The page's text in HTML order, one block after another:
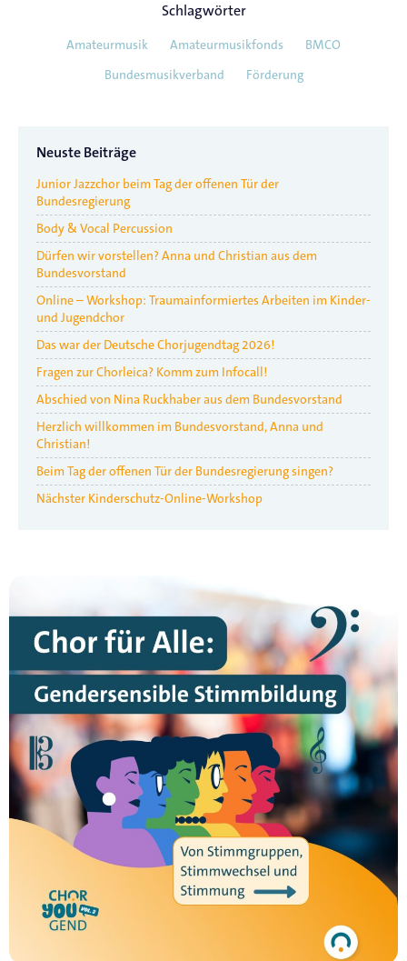
Schlagwörter
Amateurmusik Amateurmusikfonds
BMCO
Bundesmusikverband
Förderung
Neuste Beiträge
Junior Jazzchor beim Tag der offenen Tür der
Bundesregierung
Body & Vocal Percussion
Dürfen wir vorstellen? Anna und Christian aus dem
Bundesvorstand
Online – Workshop: Traumainformiertes Arbeiten im Kinder-
und Jugendchor
Das war der Deutsche Chorjugendtag 2026!
Fragen zur Chorleica? Komm zum Infocall!
Abschied von Nina Ruckhaber aus dem Bundesvorstand
Herzlich willkommen im Bundesvorstand, Anna und
Christian!
Beim Tag der offenen Tür der Bundesregierung singen?
Nächster Kinderschutz-Online-Workshop